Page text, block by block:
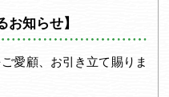
お知らせ】
愛顧、お引き立て賜りま